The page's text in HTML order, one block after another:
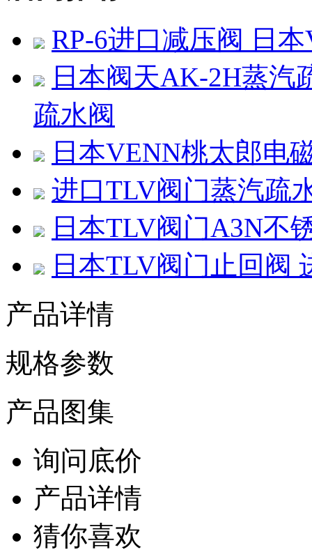
RP-6进口减压阀 日
日本阀天AK-2H蒸汽
疏水阀
日本VENN桃太郎电
进口TLV阀门蒸汽疏
日本TLV阀门A3N不
日本TLV阀门止回阀
产品详情
规格参数
产品图集
询问底价
产品详情
猜你喜欢